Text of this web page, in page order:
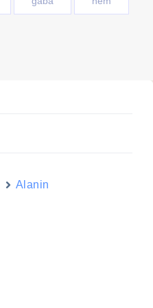
Alanin